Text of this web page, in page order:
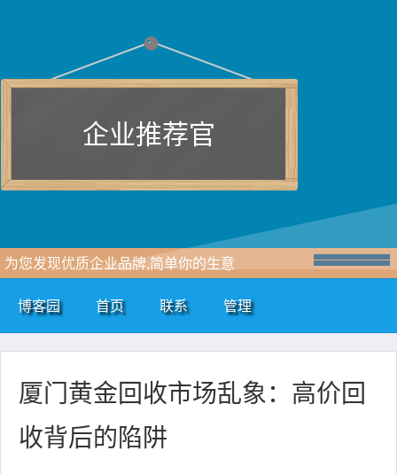
企业推荐官
为您发现优质企业品牌,简单你的生意
博客园 首页 联系 管理
厦门黄金回收市场乱象：高价回
收背后的陷阱